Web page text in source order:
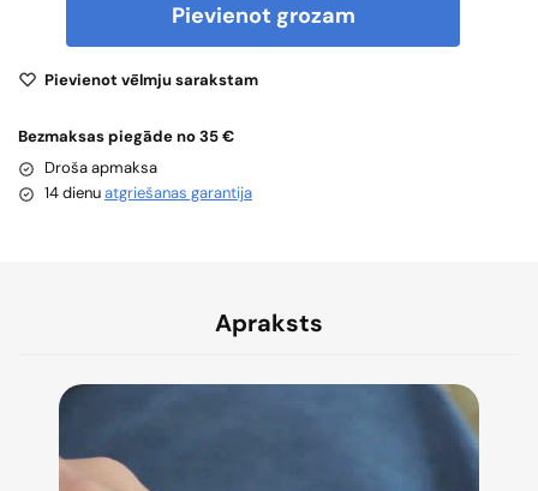
Pievienot grozam
Pievienot vēlmju sarakstam
Bezmaksas piegāde no 35 €
Droša apmaksa
14 dienuatgriešanas garantija
Apraksts